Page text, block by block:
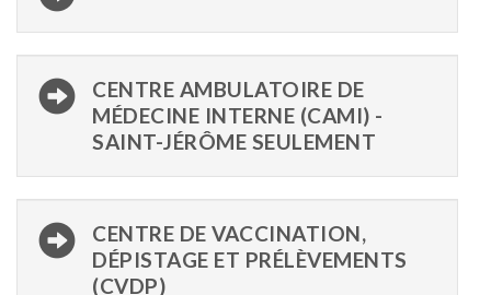
CENTRE AMBULATOIRE DE
MÉDECINE INTERNE (CAMI) -
SAINT-JÉRÔME SEULEMENT
CENTRE DE VACCINATION,
DÉPISTAGE ET PRÉLÈVEMENTS
(CVDP)